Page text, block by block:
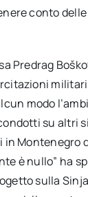
conto
Predrag
modo
su altri
Montenegro
è nullo” ha
sulla